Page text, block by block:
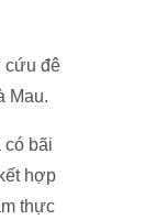
cứu đê
Mau.
có bãi
hợp
thực